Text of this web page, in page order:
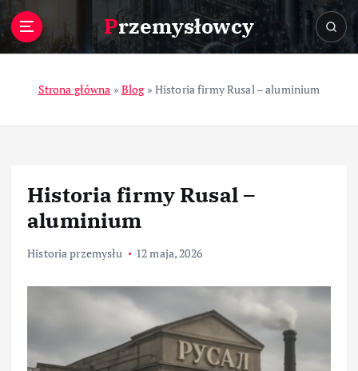
Przemysłowcy
Strona główna » Blog» Historia firmy Rusal – aluminium
Historia firmy Rusal –
aluminium
Historia przemysłu 12 maja, 2026